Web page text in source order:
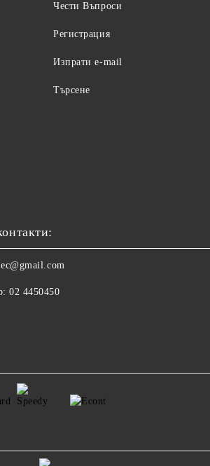
Чести Въпроси
Регистрация
Изпрати e-mail
Търсене
02 4450450